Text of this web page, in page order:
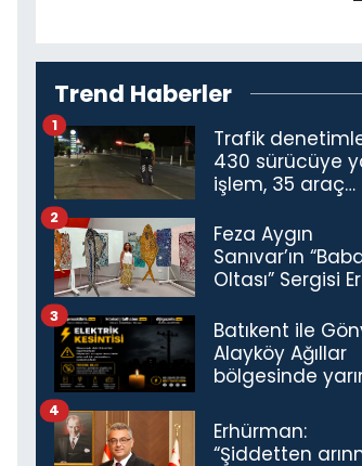
Trend Haberler
Trafik
430 sürücüye
işlem, 35 araç
1
Feza Aygın
Sanıvar’ın
Oltası” Sergisi
Açıldı
2
Batıkent ile
Alayköy Ağıllar
bölgesinde
kesintisi…
3
Erhürman:
“Şiddetten
4